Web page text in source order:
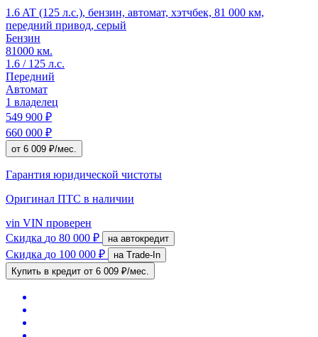
1.6 AT (125 л.с.), бензин, автомат, хэтчбек, 81 000 км,
передний привод, серый
Бензин
81000 км.
1.6 / 125 л.с.
Передний
Автомат
1 владелец
549 900 ₽
660 000 ₽
от 6 009 ₽/мес.
Гарантия юридической чистоты
Оригинал ПТС в наличии
vin VIN проверен
Скидка до 80 000 ₽ на автокредит
Скидка до 100 000 ₽
на Trade-In
Купить в кредит от 6 009 ₽/мес.